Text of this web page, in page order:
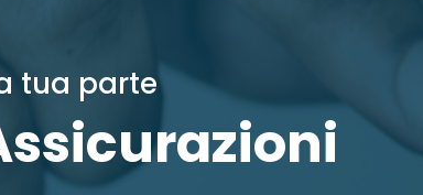
tua parte